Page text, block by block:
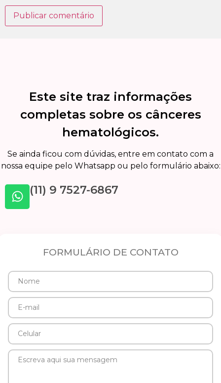
Este site traz informações
completas sobre os cânceres
hematológicos.
Se ainda ficou com dúvidas, entre em contato com a
nossa equipe pelo Whatsapp ou pelo formulário abaixo:
(11) 9 7527-6867
FORMULÁRIO DE CONTATO
Nome
mail
Celular